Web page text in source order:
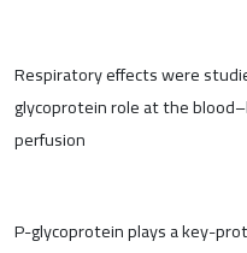
Respiratoryeffects were
glycoproteinrole at the
perfusion
P-glycoproteinplays a key-